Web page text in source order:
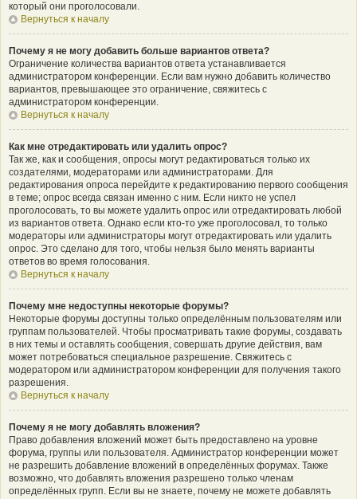
который они проголосовали.
Вернуться к началу
Почему я не могу добавить больше вариантов ответа?
Ограничение количества вариантов ответа устанавливается
администратором конференции. Если вам нужно добавить количество
вариантов, превышающее это ограничение, свяжитесь с
администратором конференции.
Вернуться к началу
Как мне отредактировать или удалить опрос?
Так же, как и сообщения, опросы могут редактироваться только их
создателями, модераторами или администраторами. Для
редактирования опроса перейдите к редактированию первого сообщения
в теме; опрос всегда связан именно с ним. Если никто не успел
проголосовать, то вы можете удалить опрос или отредактировать любой
из вариантов ответа. Однако если кто-то уже проголосовал, то только
модераторы или администраторы могут отредактировать или удалить
опрос. Это сделано для того, чтобы нельзя было менять варианты
ответов во время голосования.
Вернуться к началу
Почему мне недоступны некоторые форумы?
Некоторые форумы доступны только определённым пользователям или
группам пользователей. Чтобы просматривать такие форумы, создавать
в них темы и оставлять сообщения, совершать другие действия, вам
может потребоваться специальное разрешение. Свяжитесь с
модератором или администратором конференции для получения такого
разрешения.
Вернуться к началу
Почему я не могу добавлять вложения?
Право добавления вложений может быть предоставлено на уровне
форума, группы или пользователя. Администратор конференции может
не разрешить добавление вложений в определённых форумах. Также
возможно, что добавлять вложения разрешено только членам
определённых групп. Если вы не знаете, почему не можете добавлять